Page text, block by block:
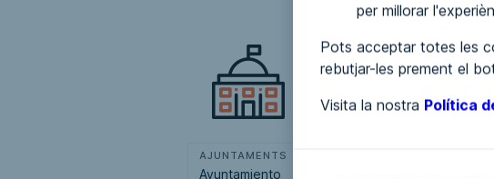
per millorar
Pots acceptar totes les
rebutjar-les prement el
Visita la nostra Política
AJUNTAMENTS
Ayuntamiento